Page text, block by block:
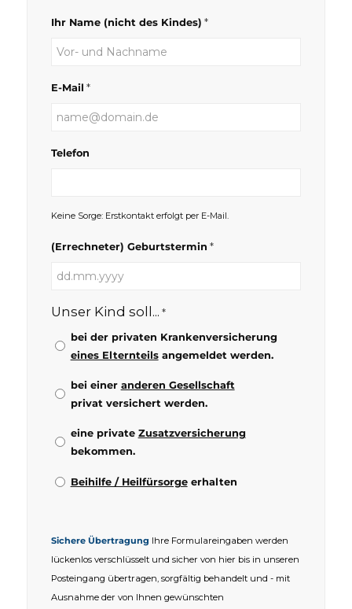
Ihr Name (nicht des Kindes) *
E-Mail *
Telefon
Keine Sorge: Erstkontakt erfolgt per E-Mail.
(Errechneter) Geburtstermin *
TT
MM
Punkt
JJJJ
Unser Kind soll... *
bei der privaten Krankenversicherung
eines Elternteilsangemeldet werden.
bei einer anderen Gesellschaft
privat versichert werden.
eine private Zusatzversicherung
bekommen.
Beihilfe / Heilfürsorgeerhalten
Sichere Übertragung Ihre Formulareingaben werden
lückenlos verschlüsselt und sicher von hier bis in unseren
Posteingang übertragen, sorgfältig behandelt und - mit
Ausnahme der von Ihnen gewünschten